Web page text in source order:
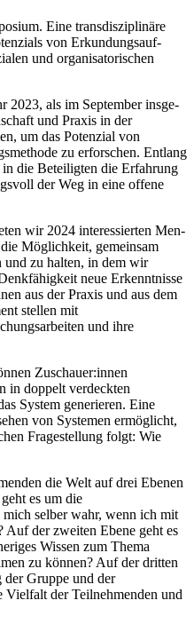
Eine transdisziplinäre
von Erkundungsauf­
und organisatorischen
2023, als im September insge­
und Praxis in der
um das Potenzial von
zu erforschen. Entlang
die Beteiligten die Erfahrung
der Weg in eine offene
wir 2024 interessierten Men­
Möglichkeit, gemeinsam
und zu halten, in dem wir
neue Erkenntnisse
aus der Praxis und aus dem
stellen mit
und ihre
Zuschauer:innen
in doppelt verdeckten
System generieren. Eine
von Systemen ermöglicht,
Fragestellung folgt: Wie
die Welt auf drei Ebenen
es um die
selber wahr, wenn ich mit
der zweiten Ebene geht es
Wissen zum Thema
zu können? Auf der dritten
der Gruppe und der
Vielfalt der Teilnehmenden und